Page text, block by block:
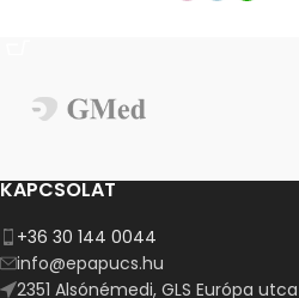
KAPCSOLAT
+36 30 144 0044
info@epapucs.hu
2351 Alsónémedi, GLS Európa